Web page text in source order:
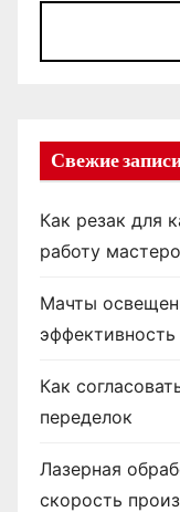
Свежие
Как резак для
работу
Мачты
Как
переделок
Лазерная
скорость